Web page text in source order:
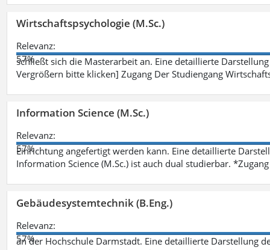
Wirtschaftspsychologie (M.Sc.)
Relevanz:
57%
schließt sich die Masterarbeit an. Eine detaillierte
Vergrößern bitte klicken] Zugang Der Studiengang
Information Science (M.Sc.)
Relevanz:
57%
Einrichtung angefertigt werden kann. Eine detaillierte
Information Science (M.Sc.) ist auch dual studierbar.
Gebäudesystemtechnik (B.Eng.)
Relevanz:
57%
an der Hochschule Darmstadt. Eine detaillierte Darstellung